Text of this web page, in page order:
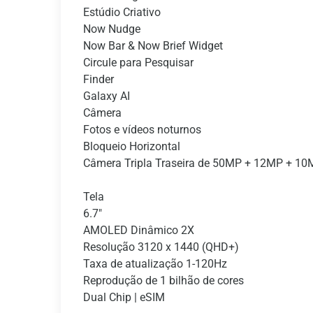
Estúdio Criativo
Now Nudge
Now Bar & Now Brief Widget
Circule para Pesquisar
Finder
Galaxy AI
Câmera
Fotos e vídeos noturnos
Bloqueio Horizontal
Câmera Tripla Traseira de 50MP + 12MP +
Tela
6.7"
AMOLED Dinâmico 2X
Resolução 3120 x 1440 (QHD+)
Taxa de atualização 1-120Hz
Reprodução de 1 bilhão de cores
Dual Chip | eSIM